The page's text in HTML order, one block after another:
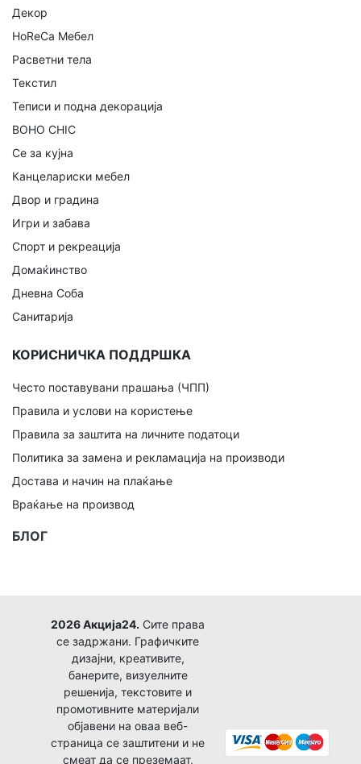
Декор
HoReCa Мебел
Расветни тела
Текстил
Теписи и подна декорација
BOHO CHIC
Се за кујна
Канцелариски мебел
Двор и градина
Игри и забава
Спорт и рекреација
Домаќинство
Дневна Соба
Санитарија
КОРИСНИЧКА ПОДДРШКА
Често поставувани прашања (ЧПП)
Правила и услови на користење
Правила за заштита на личните податоци
Политика за замена и рекламација на производи
Достава и начин на плаќање
Враќање на производ
БЛОГ
2026 Акција24. Сите права
се задржани. Графичките
дизајни, креативите,
банерите, визуелните
решенија, текстовите и
промотивните материјали
објавени на оваа веб-
страница се заштитени и не
смеат да се преземаат,